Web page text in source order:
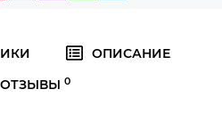
ОПИСАНИЕ
ОТЗЫВЫ 0